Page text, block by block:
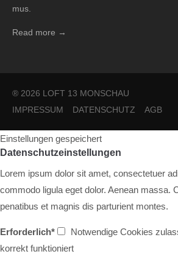
mus.
Read more →
® 2026 LOFT 13 MONSCHAU
IMPRESSUM
DATENSCHUTZ AGB
Einstellungen gespeichert
Datenschutzeinstellungen
Lorem ipsum dolor sit amet, consectetuer
commodo ligula eget dolor. Aenean massa.
penatibus et magnis dis parturient montes.
Erforderlich*
Notwendige Cookies
korrekt funktioniert